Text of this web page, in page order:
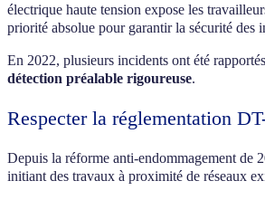
électrique haute tension expose les
priorité absolue pour garantir la sécurité des
En 2022, plusieurs incidents ont été
détection préalable rigoureuse.
Respecter la réglementation
Depuis la réforme anti-endommagement de
initiant des travaux à proximité de réseaux